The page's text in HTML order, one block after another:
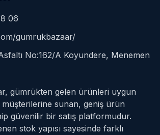
06
gumrukbazaar/
No:162/A Koyundere, Menemen
gümrükten gelen ürünleri uygun
müşterilerine sunan, geniş ürün
güvenilir bir satış platformudur.
stok yapısı sayesinde farklı